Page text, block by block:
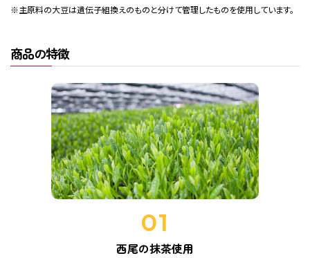
※主原料の大豆は遺伝子組換えのものと分けて管理したものを使用しています。
商品の特徴
01
西尾の抹茶使用